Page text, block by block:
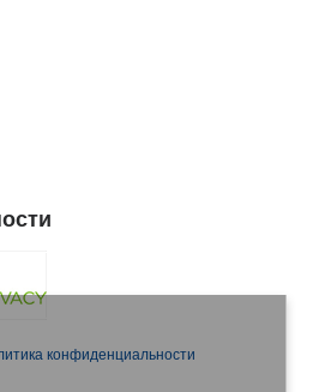
конфиденциальности